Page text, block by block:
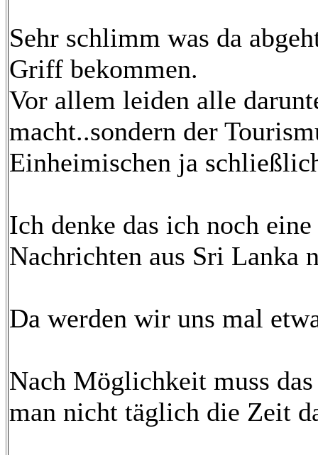
Sehr schlimm was da
Griff bekommen.
Vor allem leiden alle
macht..sondern der
Einheimischen ja
Ich denke das ich noch
Nachrichten aus Sri Lanka
Da werden wir uns mal
Nach Möglichkeit muss
man nicht täglich die Zeit